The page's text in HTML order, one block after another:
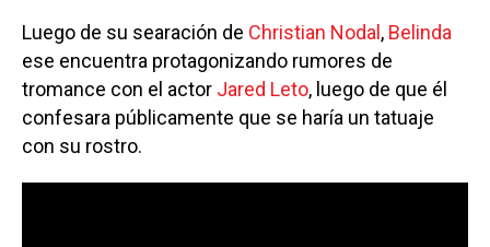
Luego de su searación de Christian Nodal, Belinda
ese encuentra protagonizando rumores de
tromance con el actor Jared Leto, luego de que él
confesara públicamente que se haría un tatuaje
con su rostro.